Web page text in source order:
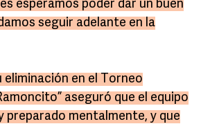
esperamos poder dar un buen
seguir adelante en la
eliminación en el Torneo
aseguró que el equipo
preparado mentalmente, y que